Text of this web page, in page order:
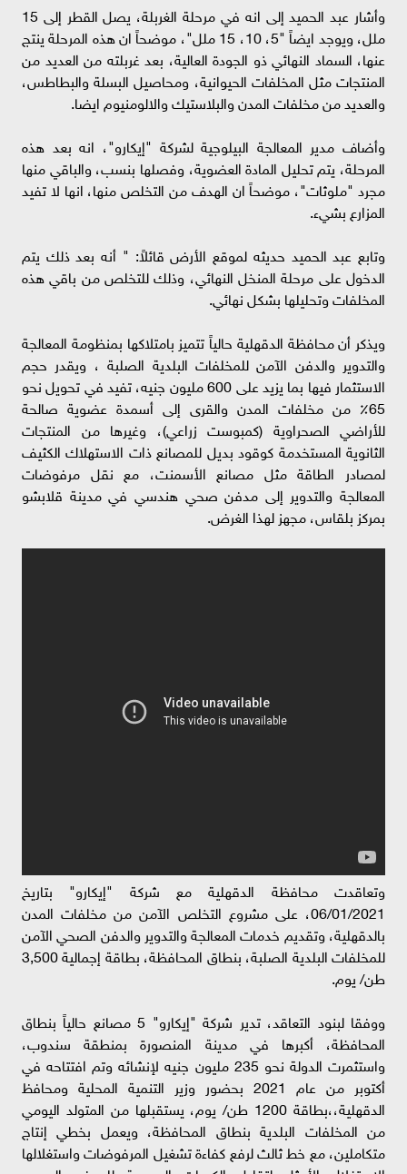
وأشار عبد الحميد إلى انه في مرحلة الغربلة، يصل القطر إلى 15
ملل، ويوجد ايضاً "5، 10، 15 ملل"، موضحاً ان هذه المرحلة ينتج
عنها، السماد النهائي ذو الجودة العالية، بعد غربلته من العديد من
المنتجات مثل المخلفات الحيوانية، ومحاصيل البسلة والبطاطس،
والعديد من مخلفات المدن والبلاستيك والالومنيوم ايضا.
وأضاف مدير المعالجة البيلوجية لشركة "إيكارو"، انه بعد هذه
المرحلة، يتم تحليل المادة العضوية، وفصلها بنسب، والباقي منها
مجرد "ملوثات"، موضحاً ان الهدف من التخلص منها، انها لا تفيد
المزارع بشيء.
وتابع عبد الحميد حديثه لموقع الأرض قائلاً: " أنه بعد ذلك يتم
الدخول على مرحلة المنخل النهائي، وذلك للتخلص من باقي هذه
المخلفات وتحليلها بشكل نهائي.
ويذكر أن محافظة الدقهلية حالياً تتميز بامتلاكها بمنظومة المعالجة
والتدوير والدفن الآمن للمخلفات البلدية الصلبة ، ويقدر حجم
الاستثمار فيها بما يزيد على 600 مليون جنيه، تفيد في تحويل نحو
65٪ من مخلفات المدن والقرى إلى أسمدة عضوية صالحة
للأراضي الصحراوية (كمبوست زراعي)، وغيرها من المنتجات
الثانوية المستخدمة كوقود بديل للمصانع ذات الاستهلاك الكثيف
لمصادر الطاقة مثل مصانع الأسمنت، مع نقل مرفوضات
المعالجة والتدوير إلى مدفن صحي هندسي في مدينة قلابشو
بمركز بلقاس، مجهز لهذا الغرض.
وتعاقدت محافظة الدقهلية مع شركة "إيكارو" بتاريخ
06/01/2021، على مشروع التخلص الآمن من مخلفات المدن
بالدقهلية، وتقديم خدمات المعالجة والتدوير والدفن الصحي الآمن
للمخلفات البلدية الصلبة، بنطاق المحافظة، بطاقة إجمالية 3,500
طن/ يوم.
ووفقا لبنود التعاقد، تدير شركة "إيكارو" 5 مصانع حالياً بنطاق
المحافظة، أكبرها في مدينة المنصورة بمنطقة سندوب،
واستثمرت الدولة نحو 235 مليون جنيه لإنشائه وتم افتتاحه في
أكتوبر من عام 2021 بحضور وزير التنمية المحلية ومحافظ
الدقهلية،،بطاقة 1200 طن/ يوم، يستقبلها من المتولد اليومي
من المخلفات البلدية بنطاق المحافظة، ويعمل بخطي إنتاج
متكاملين، مع خط ثالث لرفع كفاءة تشغيل المرفوضات واستغلالها